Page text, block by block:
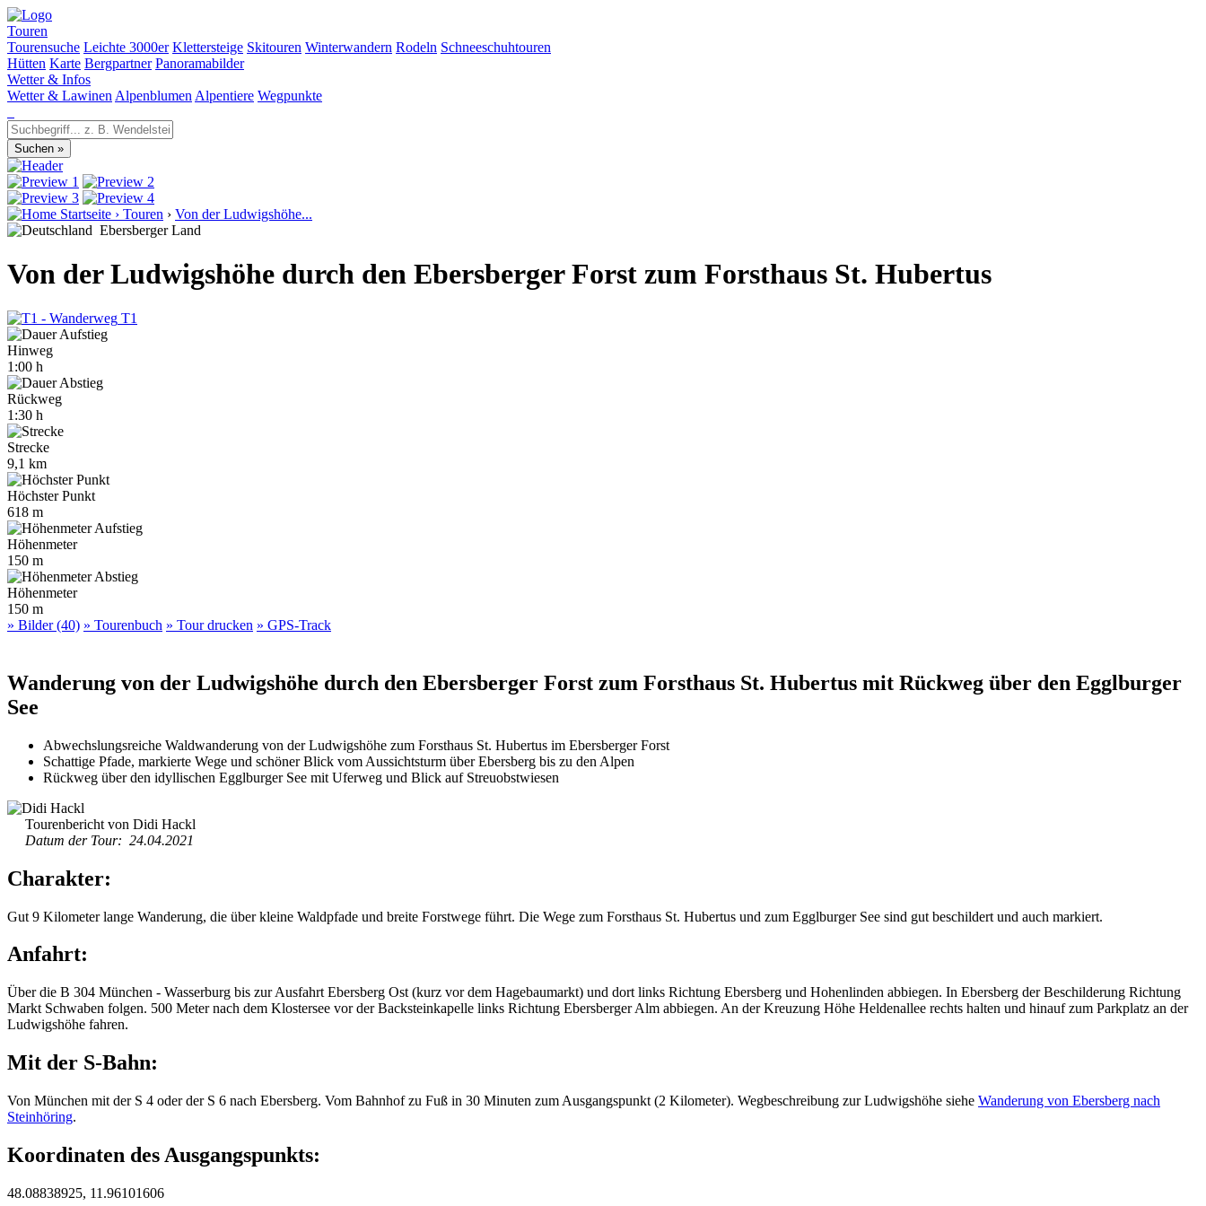
Touren
Tourensuche Leichte 3000er Klettersteige Skitouren Winterwandern Rodeln Schneeschuhtouren
Hütten Karte Bergpartner Panoramabilder
Wetter & Infos
Wetter & Lawinen Alpenblumen Alpentiere Wegpunkte
Startseite › Touren › Von der Ludwigshöhe...
Ebersberger Land
Von der Ludwigshöhe durch den Ebersberger Forst zum Forsthaus St. Hubertus
T1
Hinweg
1:00 h
Rückweg
1:30 h
Strecke
9,1 km
Höchster Punkt
618 m
Höhenmeter
150 m
Höhenmeter
150 m
» Bilder (40) » Tourenbuch » Tour drucken » GPS-Track
Wanderung von der Ludwigshöhe durch den Ebersberger Forst zum Forsthaus St. Hubertus mit Rückweg über den Egglburger
See
Abwechslungsreiche Waldwanderung von der Ludwigshöhe zum Forsthaus St. Hubertus im Ebersberger Forst
Schattige Pfade, markierte Wege und schöner Blick vom Aussichtsturm über Ebersberg bis zu den Alpen
Rückweg über den idyllischen Egglburger See mit Uferweg und Blick auf Streuobstwiesen
Tourenbericht von Didi Hackl
Datum der Tour: 24.04.2021
Charakter:
Gut 9 Kilometer lange Wanderung, die über kleine Waldpfade und breite Forstwege führt. Die Wege zum Forsthaus St. Hubertus und zum Egglburger See sind gut beschildert und auch markiert.
Anfahrt:
Über die B 304 München - Wasserburg bis zur Ausfahrt Ebersberg Ost (kurz vor dem Hagebaumarkt) und dort links Richtung Ebersberg und Hohenlinden abbiegen. In Ebersberg der Beschilderung Richtung
Markt Schwaben folgen. 500 Meter nach dem Klostersee vor der Backsteinkapelle links Richtung Ebersberger Alm abbiegen. An der Kreuzung Höhe Heldenallee rechts halten und hinauf zum Parkplatz an der
Ludwigshöhe fahren.
Mit der S-Bahn:
Von München mit der S 4 oder der S 6 nach Ebersberg. Vom Bahnhof zu Fuß in 30 Minuten zum Ausgangspunkt (2 Kilometer). Wegbeschreibung zur Ludwigshöhe siehe Wanderung von Ebersberg nach
Steinhöring.
Koordinaten des Ausgangspunkts:
48.08838925, 11.96101606